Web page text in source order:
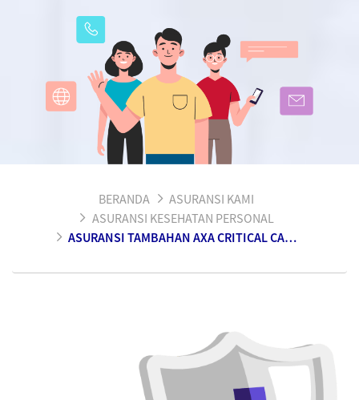
BERANDA
ASURANSI KAMI
ASURANSI KESEHATAN PERSONAL
ASURANSI TAMBAHAN AXA CRITICAL CARE